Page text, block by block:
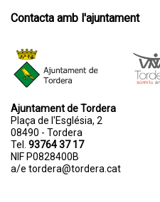
Contacta amb l'ajuntament
Ajuntament de Tordera
Plaça de l'Església, 2
08490 - Tordera
Tel. 93764 37 17
NIF P0828400B
a/e tordera@tordera.cat